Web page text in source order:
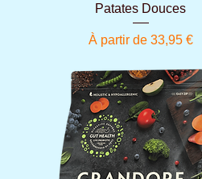
Patates Douces
À partir de 33,95 €
Prix promotionnel